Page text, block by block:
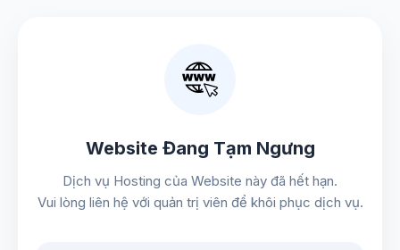
Website Đang Tạm Ngưng
Dịch vụ Hosting của Website này đã hết hạn.
Vui lòng liên hệ với quản trị viên để khôi phục dịch vụ.